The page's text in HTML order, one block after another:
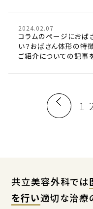
2024.02.07
コラムのページにおば
い？おばさん体形の特
ご紹介についての記事
1 2
共立美容外科では
を行い適切な治療